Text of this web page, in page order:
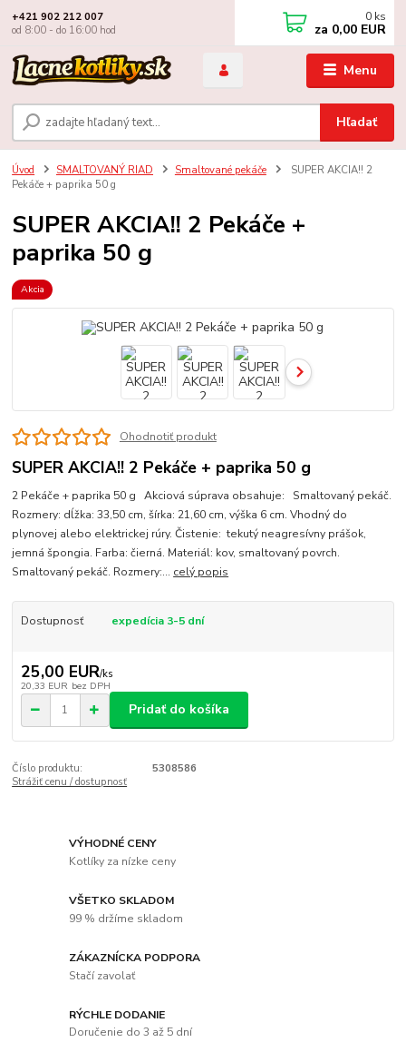
Menu
Hľadať
+421 902 212 007
od 8:00 - do 16:00 hod
0 ks
za 0,00 EUR
Úvod SMALTOVANÝ RIAD Smaltované pekáče
SUPER AKCIA!! 2
Pekáče + paprika 50 g
SUPER AKCIA!! 2 Pekáče +
paprika 50 g
Akcia
Ohodnotiť produkt
SUPER AKCIA!! 2 Pekáče + paprika 50 g
2 Pekáče + paprika 50 g Akciová súprava obsahuje: Smaltovaný pekáč.
Rozmery: dĺžka: 33,50 cm, šírka: 21,60 cm, výška 6 cm. Vhodný do
plynovej alebo elektrickej rúry. Čistenie: tekutý neagresívny prášok,
jemná špongia. Farba: čierná. Materiál: kov, smaltovaný povrch.
Smaltovaný pekáč. Rozmery:... celý popis
Dostupnosť expedícia 3-5 dní
25,00 EUR/ks
20,33 EUR bez DPH
Pridať do košíka
Číslo produktu:
5308586
Strážiť cenu / dostupnosť
VÝHODNÉ CENY
Kotlíky za nízke ceny
VŠETKO SKLADOM
99 % držíme skladom
ZÁKAZNÍCKA PODPORA
Stačí zavolať
RÝCHLE DODANIE
Doručenie do 3 až 5 dní